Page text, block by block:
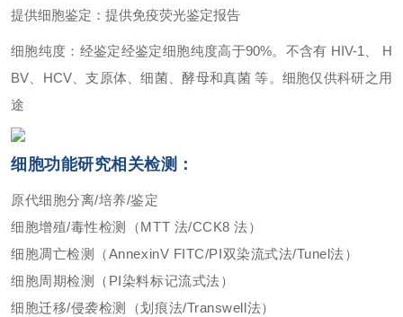
提供细胞鉴定：提供免疫荧光鉴定报告
细胞纯度：经鉴定经鉴定细胞纯度高于90%。不含有 HIV-1、 H
BV、HCV、支原体、细菌、酵母和真菌 等。细胞仅供科研之用
途
细胞功能研究相关检测：
原代细胞分离/培养/鉴定
细胞增殖/毒性检测（MTT 法/CCK8 法）
细胞凋亡检测（AnnexinV FITC/PI双染流式法/Tunel法）
细胞周期检测（PI染料标记流式法）
细胞迁移/侵袭检测（划痕法/Transwell法）